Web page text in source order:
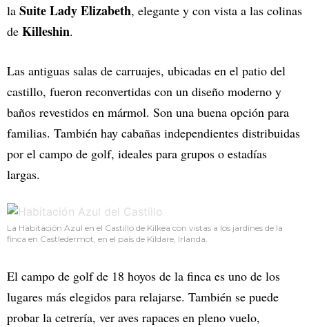
la Suite Lady Elizabeth, elegante y con vista a las colinas
de Killeshin.
Las antiguas salas de carruajes, ubicadas en el patio del
castillo, fueron reconvertidas con un diseño moderno y
baños revestidos en mármol. Son una buena opción para
familias. También hay cabañas independientes distribuidas
por el campo de golf, ideales para grupos o estadías
largas.
La Habitación Azul en el Castillo de Kilkea con vistas a los jardines de la
finca en Castledermot, en el país de Kildare, Irlanda.
El campo de golf de 18 hoyos de la finca es uno de los
lugares más elegidos para relajarse. También se puede
probar la cetrería, ver aves rapaces en pleno vuelo,